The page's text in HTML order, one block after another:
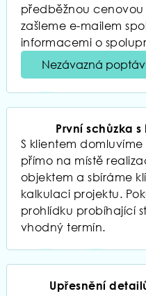
předběžnou
zašleme e-mailem
informacemi o
Nezávazná
01
První schůzka
S klientem
přímo na místě
objektem a sbíráme
kalkulaci projektu.
prohlídku probíhající
vhodný termín.
Upřesnění